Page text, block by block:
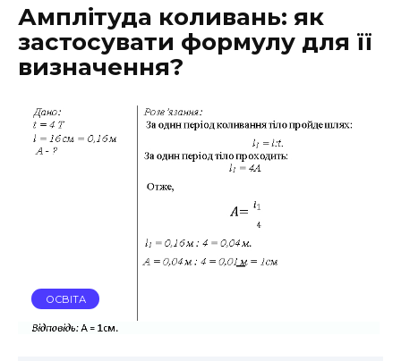
Амплітуда коливань: як
застосувати формулу для її
визначення?
ОСВІТА